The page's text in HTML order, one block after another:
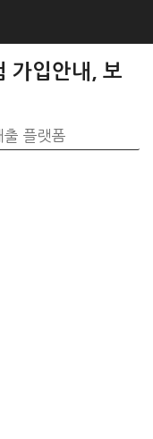
가입안내, 보
출 플랫폼